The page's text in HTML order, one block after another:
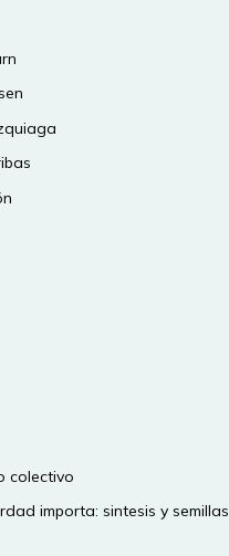
colectivo
importa: sintesis y semillas